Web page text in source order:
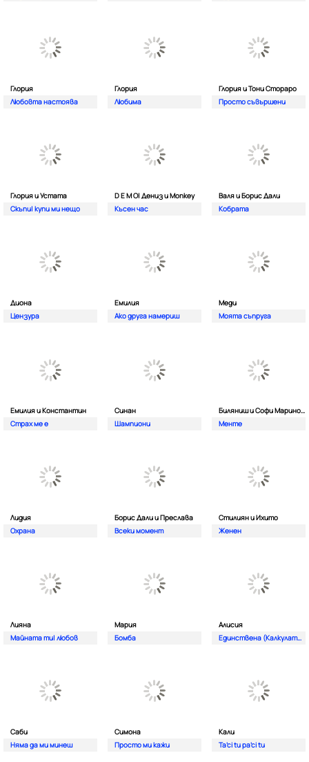
Глория
Любовта настоява
Глория
Любима
Глория и Тони Стораро
Просто съвършени
Глория и Устата
Скъпи| купи ми нещо
D E M O| Дениз и Monkey
Късен час
Валя и Борис Дали
Кобрата
Диона
Цензура
Емилия
Ако друга намериш
Меди
Моята съпруга
Емилия и Константин
Страх ме е
Синан
Шампиони
Биляниш и Софи Маринова
Менте
Лидия
Охрана
Борис Дали и Преслава
Всеки момент
Стилиян и Ихито
Женен
Лияна
Майната ти| любов
Мария
Бомба
Алисия
Единствена (Калкулатор)
Саби
Няма да ми минеш
Симона
Просто ми кажи
Кали
Ta’ci tu pa’ci tu